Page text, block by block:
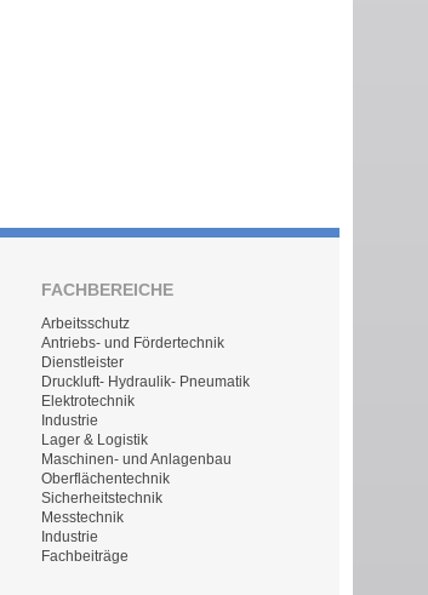
FACHBEREICHE
Arbeitsschutz
Antriebs- und Fördertechnik
Dienstleister
Druckluft- Hydraulik- Pneumatik
Elektrotechnik
Industrie
Lager & Logistik
Maschinen- und Anlagenbau
Oberflächentechnik
Sicherheitstechnik
Messtechnik
Industrie
Fachbeiträge